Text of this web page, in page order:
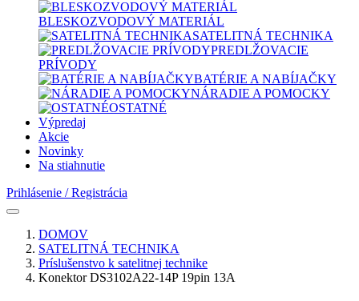
BLESKOZVODOVÝ MATERIÁL
SATELITNÁ TECHNIKA
PREDLŽOVACIE
PRÍVODY
BATÉRIE A NABÍJAČKY
NÁRADIE A POMOCKY
OSTATNÉ
Výpredaj
Akcie
Novinky
Na stiahnutie
Prihlásenie / Registrácia
DOMOV
SATELITNÁ TECHNIKA
Príslušenstvo k satelitnej technike
Konektor DS3102A22-14P 19pin 13A